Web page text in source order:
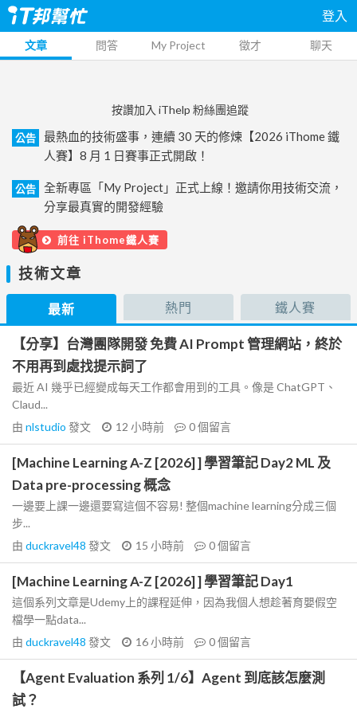
登入
文章 問答 My Project 徵才 聊天
按讚加入 iThelp 粉絲團追蹤
公告
最熱血的技術盛事，連續 30 天的修煉【2026 iThome 鐵
人賽】8 月 1 日賽事正式開啟！
公告
全新專區「My Project」正式上線！邀請你用技術交流，
分享最真實的開發經驗
前往 iThome鐵人賽
技術文章
最新 熱門 鐵人賽
【分享】台灣團隊開發 免費 AI Prompt 管理網站，終於
不用再到處找提示詞了
最近 AI 幾乎已經變成每天工作都會用到的工具。像是 ChatGPT、
Claud...
由 nlstudio 發文 12 小時前 0個留言
[Machine Learning A-Z [2026] ] 學習筆記 Day2 ML 及
Data pre-processing 概念
一邊要上課一邊還要寫這個不容易! 整個machine learning分成三個
步...
由 duckravel48 發文 15 小時前 0個留言
[Machine Learning A-Z [2026] ] 學習筆記 Day1
這個系列文章是Udemy上的課程延伸，因為我個人想趁著育嬰假空
檔學一點data...
由 duckravel48 發文 16 小時前 0個留言
【Agent Evaluation 系列 1/6】Agent 到底該怎麼測
試？